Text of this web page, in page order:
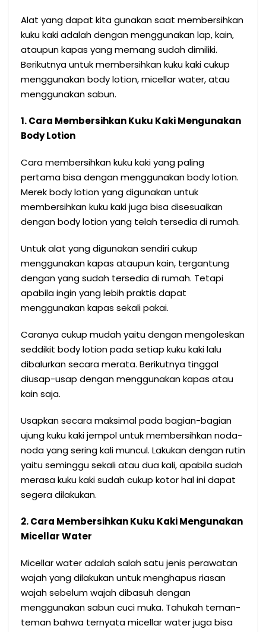
Alat yang dapat kita gunakan saat membersihkan
kuku kaki adalah dengan menggunakan lap, kain,
ataupun kapas yang memang sudah dimiliki.
Berikutnya untuk membersihkan kuku kaki cukup
menggunakan body lotion, micellar water, atau
menggunakan sabun.
1. Cara Membersihkan Kuku Kaki Mengunakan
Body Lotion
Cara membersihkan kuku kaki yang paling
pertama bisa dengan menggunakan body lotion.
Merek body lotion yang digunakan untuk
membersihkan kuku kaki juga bisa disesuaikan
dengan body lotion yang telah tersedia di rumah.
Untuk alat yang digunakan sendiri cukup
menggunakan kapas ataupun kain, tergantung
dengan yang sudah tersedia di rumah. Tetapi
apabila ingin yang lebih praktis dapat
menggunakan kapas sekali pakai.
Caranya cukup mudah yaitu dengan mengoleskan
seddikit body lotion pada setiap kuku kaki lalu
dibalurkan secara merata. Berikutnya tinggal
diusap-usap dengan menggunakan kapas atau
kain saja.
Usapkan secara maksimal pada bagian-bagian
ujung kuku kaki jempol untuk membersihkan noda-
noda yang sering kali muncul. Lakukan dengan rutin
yaitu seminggu sekali atau dua kali, apabila sudah
merasa kuku kaki sudah cukup kotor hal ini dapat
segera dilakukan.
2. Cara Membersihkan Kuku Kaki Mengunakan
Micellar Water
Micellar water adalah salah satu jenis perawatan
wajah yang dilakukan untuk menghapus riasan
wajah sebelum wajah dibasuh dengan
menggunakan sabun cuci muka. Tahukah teman-
teman bahwa ternyata micellar water juga bisa